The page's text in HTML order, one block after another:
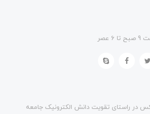
در راستای تقویت دانش الکترونیک جامعه